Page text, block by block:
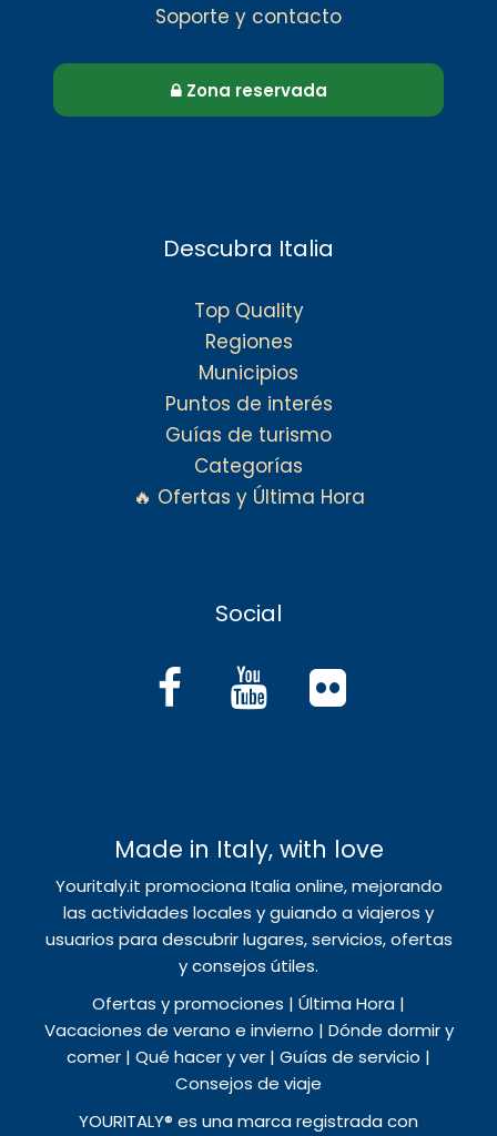
Soporte y contacto
Zona reservada
Descubra Italia
Top Quality
Regiones
Municipios
Puntos de interés
Guías de turismo
Categorías
🔥 Ofertas y Última Hora
Social
Made in Italy, with love
Youritaly.it promociona Italia online, mejorando
las actividades locales y guiando a viajeros y
usuarios para descubrir lugares, servicios, ofertas
y consejos útiles.
Ofertas y promociones | Última Hora |
Vacaciones de verano e invierno | Dónde dormir y
comer | Qué hacer y ver | Guías de servicio |
Consejos de viaje
YOURITALY® es una marca registrada con